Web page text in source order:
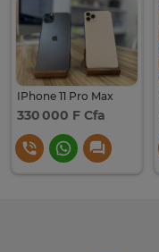
IPhone 11 Pro Max
330 000 F Cfa